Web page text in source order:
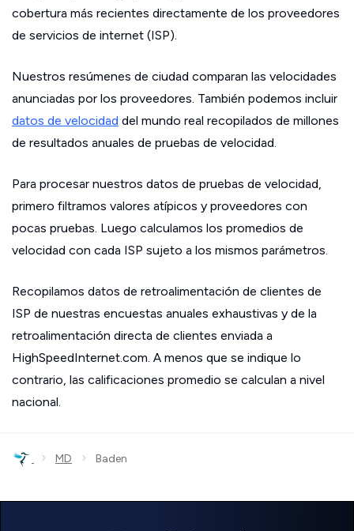
cobertura más recientes directamente de los proveedores
de servicios de internet (ISP).
Nuestros resúmenes de ciudad comparan las velocidades
anunciadas por los proveedores. También podemos incluir
datos de velocidad del mundo real recopilados de millones
de resultados anuales de pruebas de velocidad.
Para procesar nuestros datos de pruebas de velocidad,
primero filtramos valores atípicos y proveedores con
pocas pruebas. Luego calculamos los promedios de
velocidad con cada ISP sujeto a los mismos parámetros.
Recopilamos datos de retroalimentación de clientes de
ISP de nuestras encuestas anuales exhaustivas y de la
retroalimentación directa de clientes enviada a
HighSpeedInternet.com. A menos que se indique lo
contrario, las calificaciones promedio se calculan a nivel
nacional.
› MD › Baden